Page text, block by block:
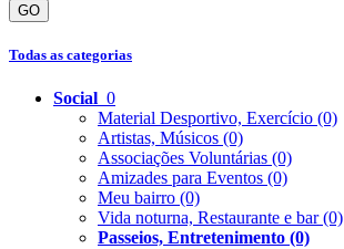
GO
Todas as categorias
Social 0
Material Desportivo, Exercício (0)
Artistas, Músicos (0)
Associações Voluntárias (0)
Amizades para Eventos (0)
Meu bairro (0)
Vida noturna, Restaurante e bar(0)
Passeios, Entretenimento (0)